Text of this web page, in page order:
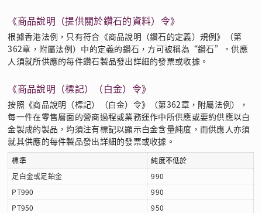
《商品說明（提供關於鑽石的資料）令》
根據香港法例，只有符合《商品說明（鑽石的定義）規例》（第
362章，附屬法例）中的定義的鑽石，方可被稱為“鑽石”。供應
人須就所供應的每件鑽石製品發出詳細的發票或收據。
《商品說明（標記）（白金）令》
按照《商品說明（標記）（白金）令》（第362章，附屬法例），
每一件在零售層面的營商過程或業務運作中所供應或要約供應以白
金製成的製品，均須注有標記以顯示白金含量純度，而供應人亦須
就其供應的每件製品發出詳細的發票或收據。
標準
純度不低於
足白金或足鉑金
990
PT990
990
PT950
950